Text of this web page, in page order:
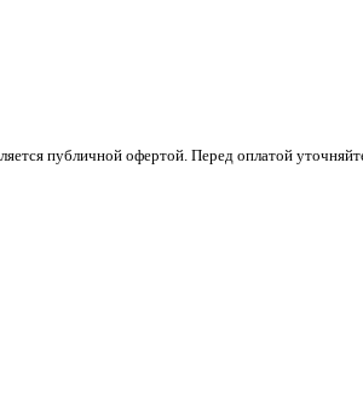
публичной офертой. Перед оплатой